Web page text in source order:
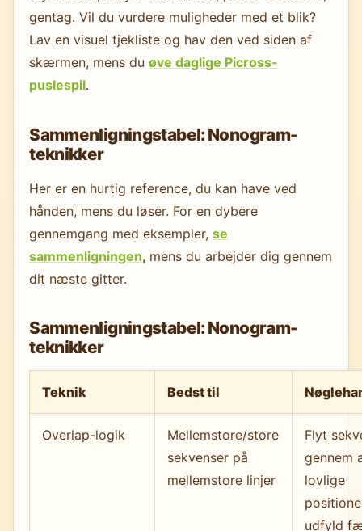
gentag. Vil du vurdere muligheder med et blik?
Lav en visuel tjekliste og hav den ved siden af
skærmen, mens duøve daglige Picross-
puslespil.
Sammenligningstabel: Nonogram-
teknikker
Her er en hurtig reference, du kan have ved
hånden, mens du løser. For en dybere
gennemgang med eksempler,se
sammenligningen, mens du arbejder dig gennem
dit næste gitter.
Sammenligningstabel: Nonogram-
teknikker
Teknik Bedst til
Overlap-logik
Mellemstore/store
sekvenser på
mellemstore linjer
Flyt
gennem
lovlige
udfyld